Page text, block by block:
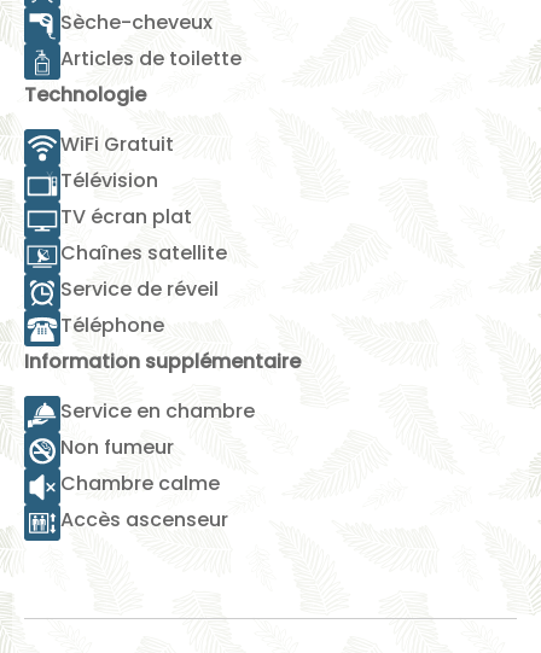
Sèche-cheveux
Articles de toilette
Technologie
WiFi Gratuit
Télévision
TV écran plat
Chaînes satellite
Service de réveil
Téléphone
Information supplémentaire
Service en chambre
Non fumeur
Chambre calme
Accès ascenseur